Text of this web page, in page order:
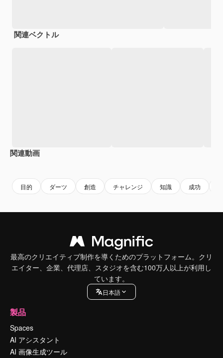
関連ベクトル
関連動画
目的 ダーツ 創造 チャレンジ 知識 成功
最高のクリエイティブ制作を導くためのプラットフォーム。クリ
エイター、企業、代理店、スタジオを含む100万人以上が利用し
ています。
日本語
製品
Spaces
AI アシスタント
AI 画像生成ツール